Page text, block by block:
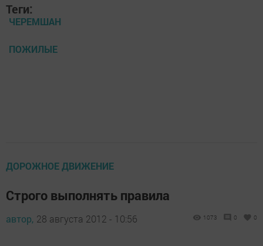
Теги:
ЧЕРЕМШАН
ПОЖИЛЫЕ
ДОРОЖНОЕ ДВИЖЕНИЕ
Строго выполнять правила
автор, 28 августа 2012 - 10:56 1073 0 0